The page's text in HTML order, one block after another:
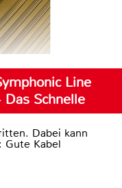
Line
Schnelle
Dabei kann
Gute Kabel